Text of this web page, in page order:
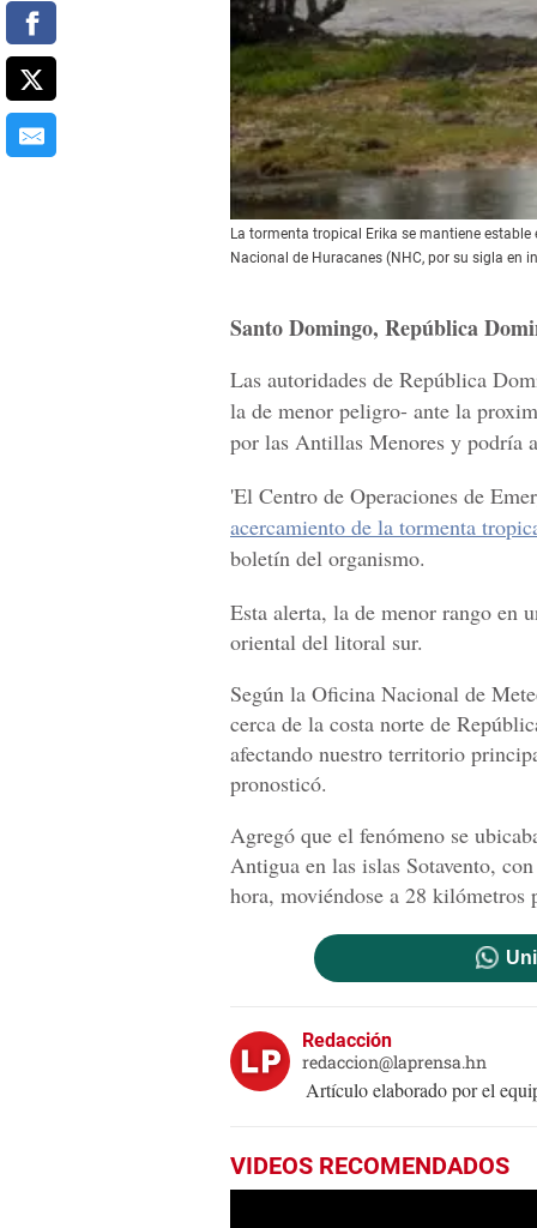
La tormenta tropical Erika se mantiene
Nacional de Huracanes (NHC, por su sigla en
Santo Domingo, República
Las autoridades de República
la de menor peligro- ante la
por las Antillas Menores y podría
'El Centro de Operaciones de
acercamiento de la tormenta
boletín del organismo.
Esta alerta, la de menor rango en
oriental del litoral sur.
Según la Oficina Nacional de
cerca de la costa norte de
afectando nuestro territorio
pronosticó.
Agregó que el fenómeno se
Antigua en las islas Sotavento,
hora, moviéndose a 28 kilómetros
Redacción
redaccion@laprensa.hn
Artículo elaborado por el
VIDEOS RECOMENDADOS